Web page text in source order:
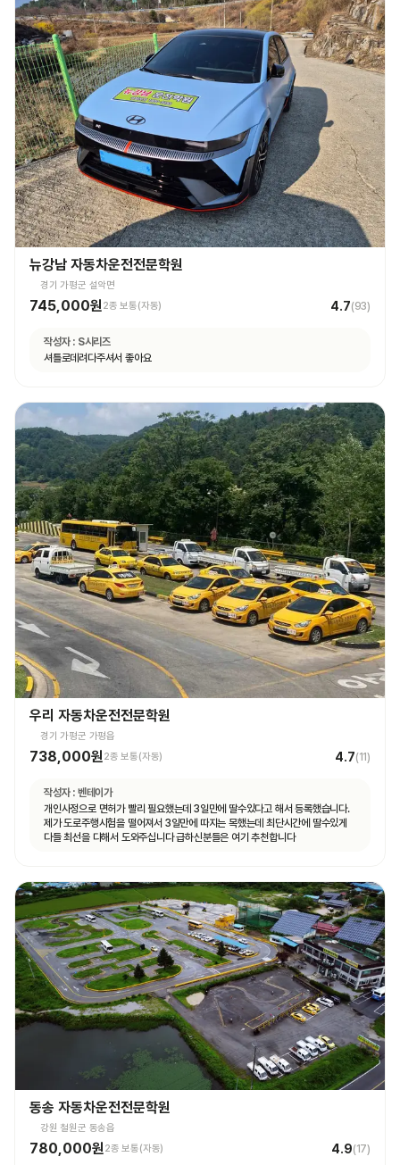
뉴강남 자동차운전전문학원
경기 가평군 설악면
745,000원2종 보통(자동) 4.7(93)
작성자 : S시리즈
셔틀로데려다주셔서 좋아요
우리 자동차운전전문학원
경기 가평군 가평읍
738,000원2종 보통(자동) 4.7(11)
작성자 : 벤테이가
개인사정으로 면허가 빨리 필요했는데 3일만에 딸수있다고 해서 등록했습니다.
제가 도로주행시험을 떨어져서 3일만에 따지는 목했는데 최단시간에 딸수있게
다들 최선을 다해서 도와주십니다 급하신분들은 여기 추천합니다
동송 자동차운전전문학원
강원 철원군 동송읍
780,000원2종 보통(자동) 4.9(17)